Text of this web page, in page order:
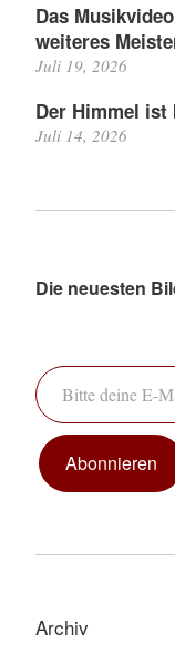
Das
weiteres
Juli 19, 2026
Der Himmel ist
Juli 14, 2026
Die neuesten
Bitte deine E-Mail-Adresse ein ...
Abonnieren
Archiv